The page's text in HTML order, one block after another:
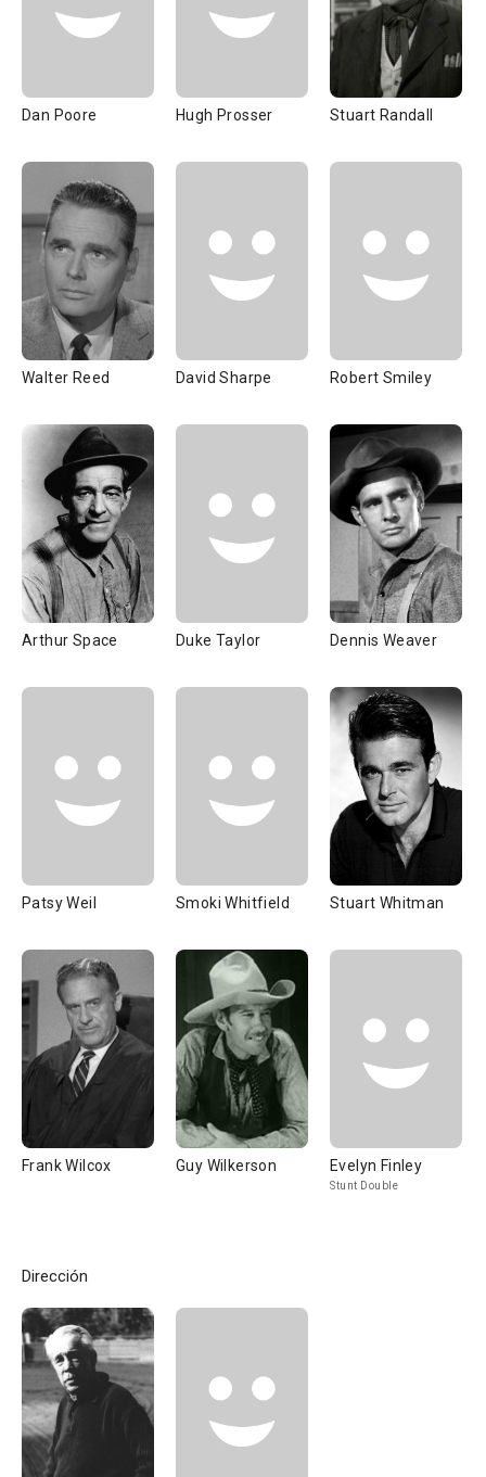
Dan Poore Hugh Prosser Stuart Randall
Walter Reed David Sharpe Robert Smiley
Arthur Space Duke Taylor Dennis Weaver
Patsy Weil Smoki Whitfield Stuart Whitman
Frank Wilcox Guy Wilkerson Evelyn Finley
Stunt Double
Dirección